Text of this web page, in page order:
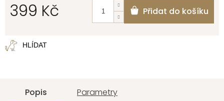
399 Kč Přidat do košíku
HLÍDAT
Popis Parametry